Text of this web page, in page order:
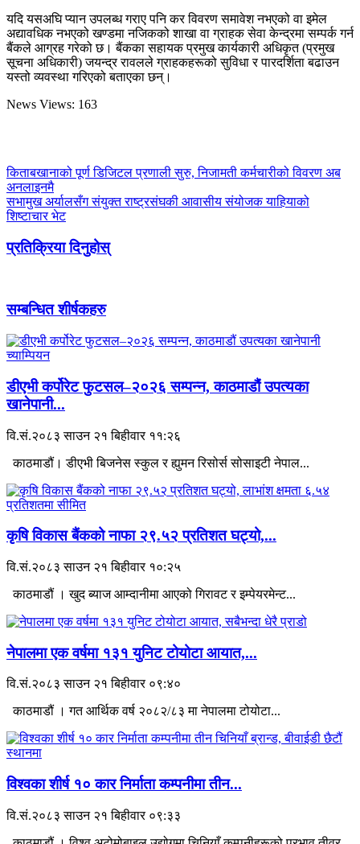
यदि यसअघि प्यान उपलब्ध गराए पनि कर विवरण समावेश नभएको वा इमेल
अद्यावधिक नभएको खण्डमा नजिकको शाखा वा ग्राहक सेवा केन्द्रमा सम्पर्क गर्न
बैंकले आग्रह गरेको छ। बैंकका सहायक प्रमुख कार्यकारी अधिकृत (प्रमुख
सूचना अधिकारी) जयन्द्र रावलले ग्राहकहरूको सुविधा र पारदर्शिता बढाउन
यस्तो व्यवस्था गरिएको बताएका छन्।
News Views: 163
किताबखानाको पूर्ण डिजिटल प्रणाली सुरु, निजामती कर्मचारीको विवरण अब
अनलाइनमै
सभामुख अर्यालसँग संयुक्त राष्ट्रसंघकी आवासीय संयोजक याहियाको
शिष्टाचार भेट
प्रतिक्रिया दिनुहोस्
सम्बन्धित शीर्षकहरु
डीएभी कर्पोरेट फुटसल–२०२६ सम्पन्न, काठमाडौं उपत्यका
खानेपानी...
वि.सं.२०८३ साउन २१ बिहीवार ११:२६
काठमाडौं। डीएभी बिजनेस स्कुल र ह्युमन रिसोर्स सोसाइटी नेपाल...
कृषि विकास बैंकको नाफा २९.५२ प्रतिशत घट्यो,...
वि.सं.२०८३ साउन २१ बिहीवार १०:२५
काठमाडौं । खुद ब्याज आम्दानीमा आएको गिरावट र इम्पेयरमेन्ट...
नेपालमा एक वर्षमा १३१ युनिट टोयोटा आयात,...
वि.सं.२०८३ साउन २१ बिहीवार ०९:४०
काठमाडौं । गत आर्थिक वर्ष २०८२/८३ मा नेपालमा टोयोटा...
विश्वका शीर्ष १० कार निर्माता कम्पनीमा तीन...
वि.सं.२०८३ साउन २१ बिहीवार ०९:३३